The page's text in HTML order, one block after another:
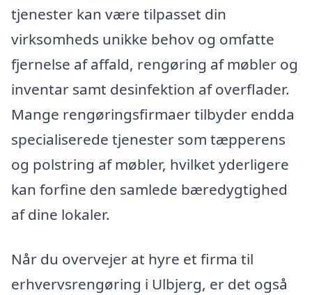
tjenester kan være tilpasset din
virksomheds unikke behov og omfatte
fjernelse af affald, rengøring af møbler og
inventar samt desinfektion af overflader.
Mange rengøringsfirmaer tilbyder endda
specialiserede tjenester som tæpperens
og polstring af møbler, hvilket yderligere
kan forfine den samlede bæredygtighed
af dine lokaler.
Når du overvejer at hyre et firma til
erhvervsrengøring i Ulbjerg, er det også